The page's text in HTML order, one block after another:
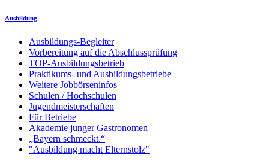
Ausbildung
Ausbildungs-Begleiter
Vorbereitung auf die Abschlussprüfung
TOP-Ausbildungsbetrieb
Praktikums- und Ausbildungsbetriebe
Weitere Jobbörseninfos
Schulen / Hochschulen
Jugendmeisterschaften
Für Betriebe
Akademie junger Gastronomen
„Bayern schmeckt.“
"Ausbildung macht Elternstolz"